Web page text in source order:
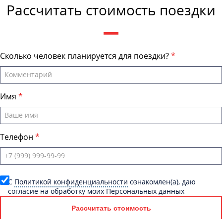
Рассчитать стоимость поездки
Сколько человек планируется для поездки?
Имя
Телефон
C Политикой конфиденциальности ознакомлен(а), даю
согласие на обработку моих Персональных данных
Рассчитать стоимость